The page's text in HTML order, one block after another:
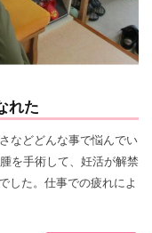
れた
などどんな事で悩んでい
を手術して、妊活が解禁
した。仕事での疲れによ